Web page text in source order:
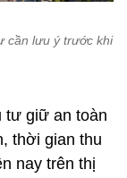
cần lưu ý trước khi
tư giữ an toàn
thời gian thu
nay trên thị